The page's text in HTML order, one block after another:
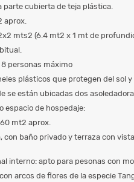
parte cubierta de teja plástica.
aprox.
mts2 (6.4 mt2 x 1 mt de
personas máximo
plásticos que protegen del sol y
se están ubicadas dos
espacio de hospedaje:
mt2 aprox.
con baño privado y terraza con
interno: apto para pesonas con
arcos de flores de la especie